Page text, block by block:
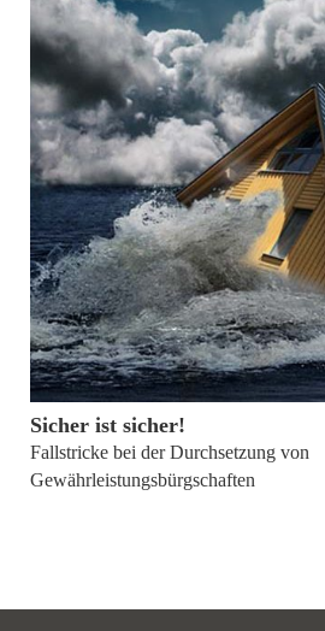
15. Juni 2011
Sicher ist sicher!
Fallstricke bei der Durchsetzung von
Gewährleistungsbürgschaften